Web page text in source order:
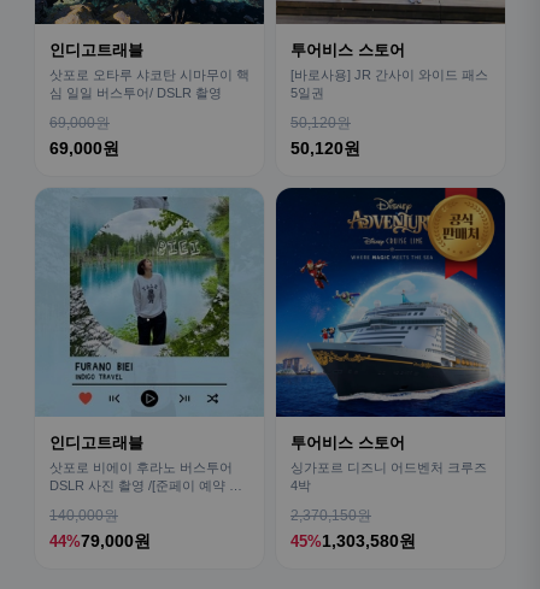
인디고트래블
삿포로 오타루 샤코탄 시마무이 핵
심 일일 버스투어/ DSLR 촬영
69,000원
69,000원
투어비스 스토어
[바로사용] JR 간사이 와이드 패스
5일권
50,120원
50,120원
인디고트래블
삿포로 비에이 후라노 버스투어
DSLR 사진 촬영 /[준페이 예약 식
140,000원
44%79,000원
투어비스 스토어
싱가포르 디즈니 어드벤처 크루즈
4박
2,370,150원
45%1,303,580원